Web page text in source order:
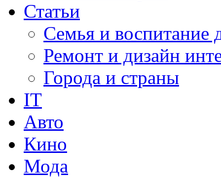
Статьи
Семья и воспитание
Ремонт и дизайн
Города и страны
IT
Авто
Кино
Мода